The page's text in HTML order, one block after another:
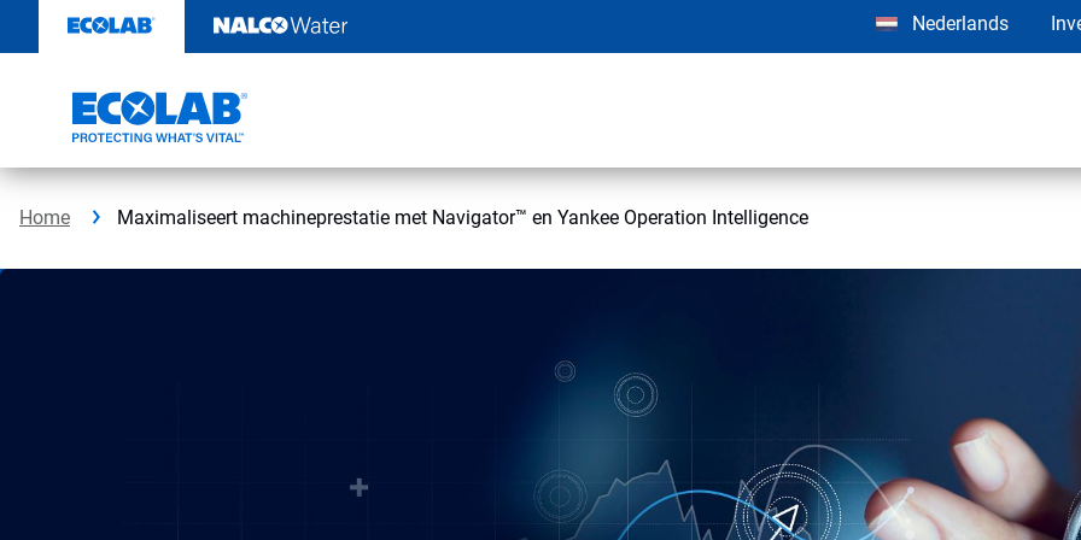
content
Nederlands
Home Maximaliseert machineprestatie met Navigator™ en Yankee Operation Intelligence